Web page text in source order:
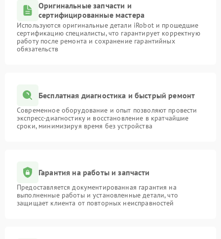
Оригинальные запчасти и
сертифицированные мастера
Используются оригинальные детали iRobot и прошедшие
сертификацию специалисты, что гарантирует корректную
работу после ремонта и сохранение гарантийных
обязательств
Бесплатная диагностика и быстрый ремонт
Современное оборудование и опыт позволяют провести
экспресс-диагностику и восстановление в кратчайшие
сроки, минимизируя время без устройства
Гарантия на работы и запчасти
Предоставляется документированная гарантия на
выполненные работы и установленные детали, что
защищает клиента от повторных неисправностей